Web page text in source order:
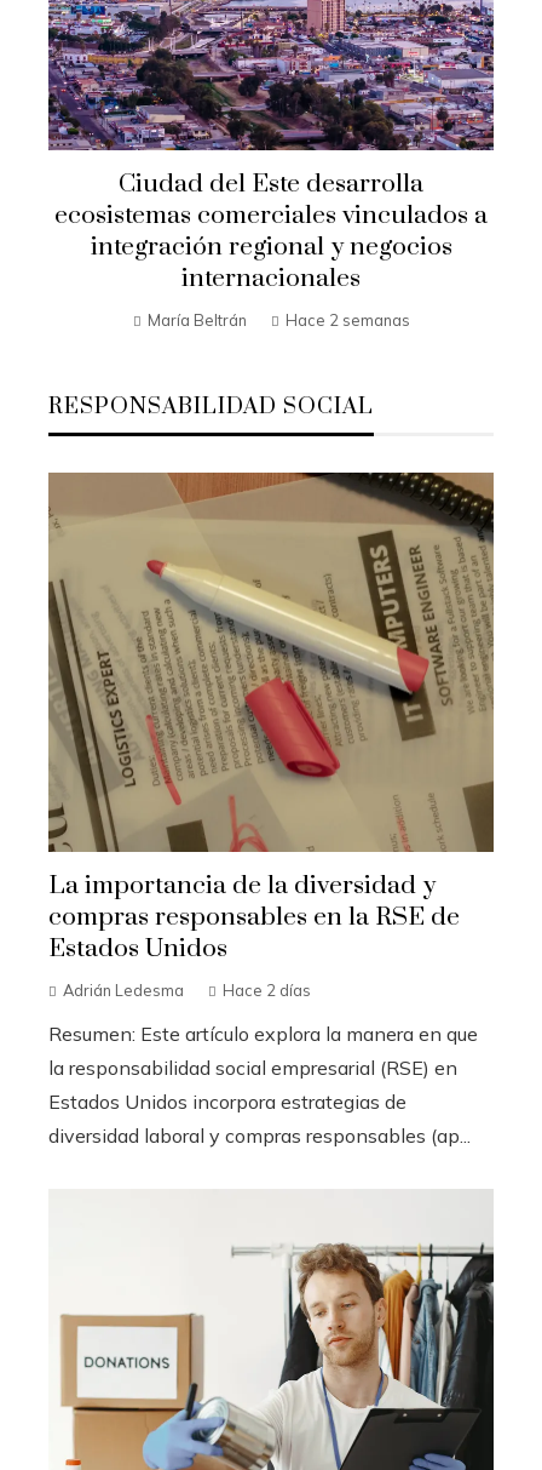
Ciudad del Este desarrolla
ecosistemas comerciales vinculados a
integración regional y negocios
internacionales
María Beltrán Hace 2 semanas
RESPONSABILIDAD SOCIAL
La importancia de la diversidad y
compras responsables en la RSE de
Estados Unidos
Adrián Ledesma Hace 2 días
Resumen: Este artículo explora la manera en que
la responsabilidad social empresarial (RSE) en
Estados Unidos incorpora estrategias de
diversidad laboral y compras responsables (ap...